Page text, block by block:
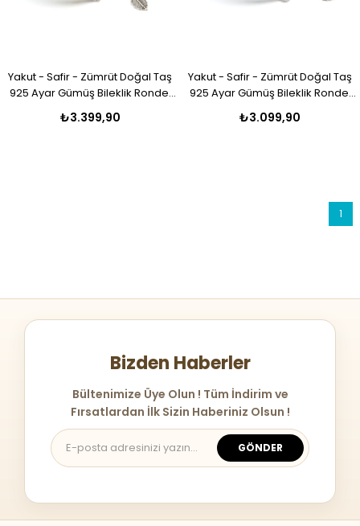
Yakut - Safir - Zümrüt Doğal Taş
925 Ayar Gümüş Bileklik Rondel
Kesim
₺3.399,90
Yakut - Safir - Zümrüt Doğal Taş
925 Ayar Gümüş Bileklik Rondel
Kesim
₺3.099,90
1
Bizden Haberler
Bültenimize Üye Olun ! Tüm İndirim ve
Fırsatlardan İlk Sizin Haberiniz Olsun !
GÖNDER